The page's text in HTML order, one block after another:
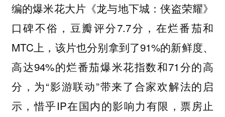
编的爆米花大片《龙与地下城：侠盗荣耀》
口碑不俗，豆瓣评分7.7分，在烂番茄和
MTC上，该片也分别拿到了91%的新鲜度、
高达94%的烂番茄爆米花指数和71分的高
分，为“影游联动”带来了合家欢解法的启
示，惜乎IP在国内的影响力有限，票房止